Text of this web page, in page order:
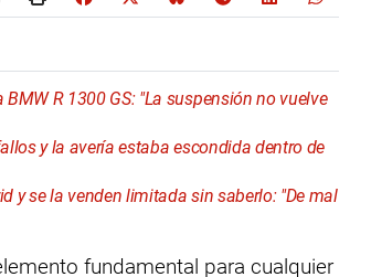
R 1300 GS: "La suspensión no vuelve
y la avería estaba escondida dentro de
y se la venden limitada sin saberlo: "De mal
fundamental para cualquier